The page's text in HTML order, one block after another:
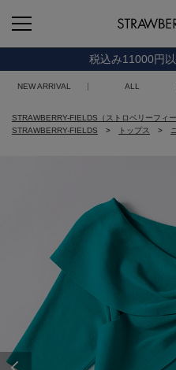
税込み11000円
NEW ARRIVAL ALL
STRAWBERRY-FIELDS（ストロベリーフィ
STRAWBERRY-FIELDS
トップス